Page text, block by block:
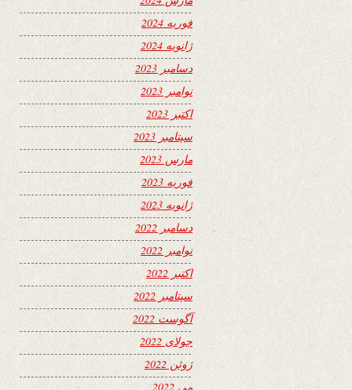
فوریه 2024
ژانویه 2024
دسامبر 2023
نوامبر 2023
اکتبر 2023
سپتامبر 2023
مارس 2023
فوریه 2023
ژانویه 2023
دسامبر 2022
نوامبر 2022
اکتبر 2022
سپتامبر 2022
آگوست 2022
جولای 2022
ژوئن 2022
می 2022